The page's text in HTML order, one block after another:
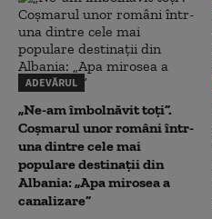
ADEVĂRUL
„Ne-am îmbolnăvit toți”.
Coșmarul unor români într-
una dintre cele mai
populare destinații din
Albania: „Apa mirosea a
canalizare”